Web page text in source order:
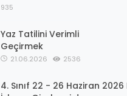
935
Yaz Tatilini Verimli
Geçirmek
21.06.2026 2536
4. Sınıf 22 - 26 Haziran